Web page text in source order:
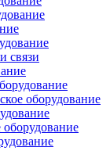
связи
оборудование
оборудование